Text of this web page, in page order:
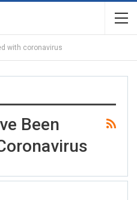
with coronavirus
Been